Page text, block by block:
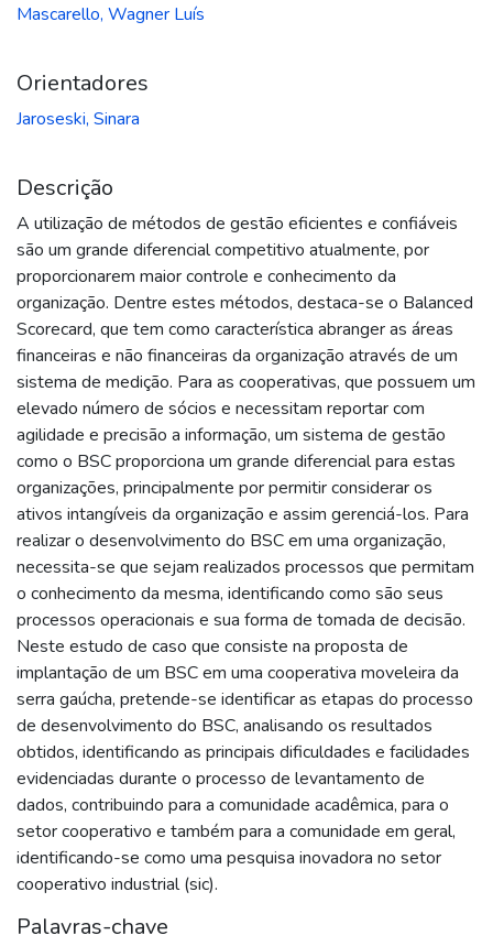
Mascarello, Wagner Luís
Orientadores
Jaroseski, Sinara
Descrição
A utilização de métodos de gestão eficientes e confiáveis
são um grande diferencial competitivo atualmente, por
proporcionarem maior controle e conhecimento da
organização. Dentre estes métodos, destaca-se o Balanced
Scorecard, que tem como característica abranger as áreas
financeiras e não financeiras da organização através de um
sistema de medição. Para as cooperativas, que possuem um
elevado número de sócios e necessitam reportar com
agilidade e precisão a informação, um sistema de gestão
como o BSC proporciona um grande diferencial para estas
organizações, principalmente por permitir considerar os
ativos intangíveis da organização e assim gerenciá-los. Para
realizar o desenvolvimento do BSC em uma organização,
necessita-se que sejam realizados processos que permitam
o conhecimento da mesma, identificando como são seus
processos operacionais e sua forma de tomada de decisão.
Neste estudo de caso que consiste na proposta de
implantação de um BSC em uma cooperativa moveleira da
serra gaúcha, pretende-se identificar as etapas do processo
de desenvolvimento do BSC, analisando os resultados
obtidos, identificando as principais dificuldades e facilidades
evidenciadas durante o processo de levantamento de
dados, contribuindo para a comunidade acadêmica, para o
setor cooperativo e também para a comunidade em geral,
identificando-se como uma pesquisa inovadora no setor
cooperativo industrial (sic).
Palavras-chave